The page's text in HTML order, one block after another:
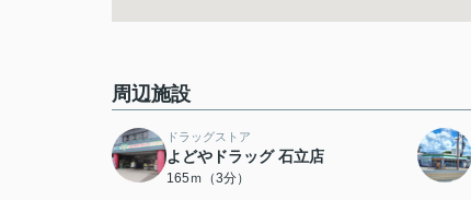
周辺施設
ドラッグストア
よどやドラッグ 石立店
165ｍ（3分）